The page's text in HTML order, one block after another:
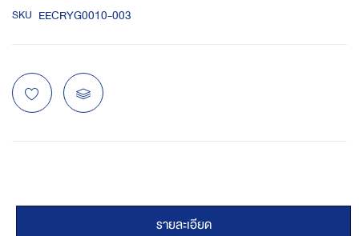
SKU EECRYG0010-003
รายละเอียด